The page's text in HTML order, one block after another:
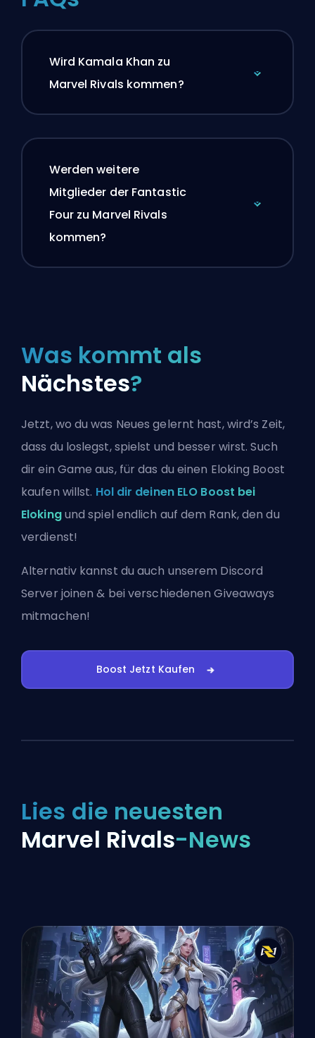
Wird Kamala Khan zu
Marvel Rivals kommen?
Werden weitere
Mitglieder der Fantastic
Four zu Marvel Rivals
kommen?
Was kommt als
Nächstes?
Jetzt, wo du was Neues gelernt hast, wird’s Zeit,
dass du loslegst, spielst und besser wirst. Such
dir ein Game aus, für das du einen Eloking Boost
kaufen willst. Hol dir deinen ELO Boost bei
Elokingund spiel endlich auf dem Rank, den du
verdienst!
Alternativ kannst du auch unserem Discord
Server joinen & bei verschiedenen Giveaways
mitmachen!
Boost Jetzt Kaufen
Lies die neuesten
Marvel Rivals-News